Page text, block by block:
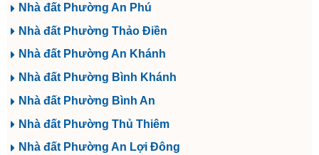
Nhà đất Phường An Phú
Nhà đất Phường Thảo Điền
Nhà đất Phường An Khánh
Nhà đất Phường Bình Khánh
Nhà đất Phường Bình An
Nhà đất Phường Thủ Thiêm
Nhà đất Phường An Lợi Đông